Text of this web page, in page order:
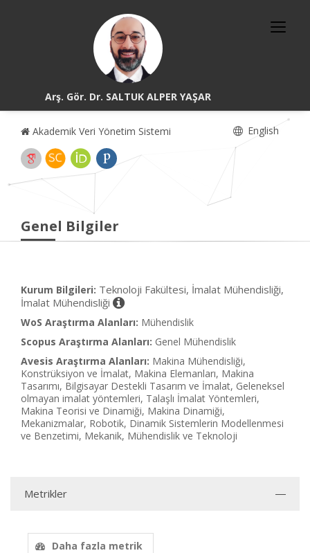
Arş. Gör. Dr. SALTUK ALPER YAŞAR
Akademik Veri Yönetim Sistemi English
Genel Bilgiler
Kurum Bilgileri: Teknoloji Fakültesi, İmalat Mühendisliği,
İmalat Mühendisliği
WoS Araştırma Alanları: Mühendislik
Scopus Araştırma Alanları: Genel Mühendislik
Avesis Araştırma Alanları: Makina Mühendisliği,
Konstrüksiyon ve İmalat, Makina Elemanları, Makina
Tasarımı, Bilgisayar Destekli Tasarım ve İmalat, Geleneksel
olmayan imalat yöntemleri, Talaşlı İmalat Yöntemleri,
Makina Teorisi ve Dinamiği, Makina Dinamiği,
Mekanizmalar, Robotik, Dinamik Sistemlerin Modellenmesi
ve Benzetimi, Mekanik, Mühendislik ve Teknoloji
Metrikler
Daha fazla metrik